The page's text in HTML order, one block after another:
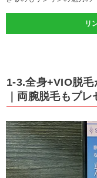
リ
1-3.全身+VIO脱毛
｜両腕脱毛もプレ